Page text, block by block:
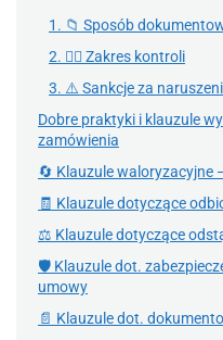
1. 📁 Sposób
2. 🕵️‍♂️ Zakres kontroli
3. ⚠️ Sankcje za
Dobre praktyki i klauzule
zamówienia
🔄 Klauzule waloryzacyjne
🧾 Klauzule dotyczące
⚖ Klauzule dotyczące
🛡 Klauzule dot.
umowy
📄 Klauzule dot.